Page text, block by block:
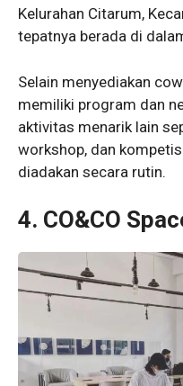
Kelurahan Citarum,
tepatnya berada di
Selain menyediakan
memiliki program dan
aktivitas menarik lain
workshop, dan
diadakan secara rutin.
4. CO&CO